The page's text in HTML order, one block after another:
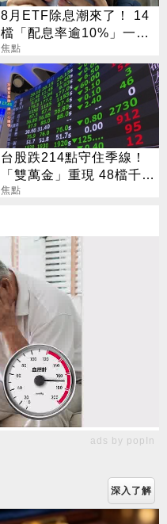
8月ETF除息潮來了！ 14
檔「配息率逾10%」一次
看
焦點
台股跌214點守住季線！
「雙萬金」重現 48檔千金
股撐盤
焦點
ads by popIn
深入了解